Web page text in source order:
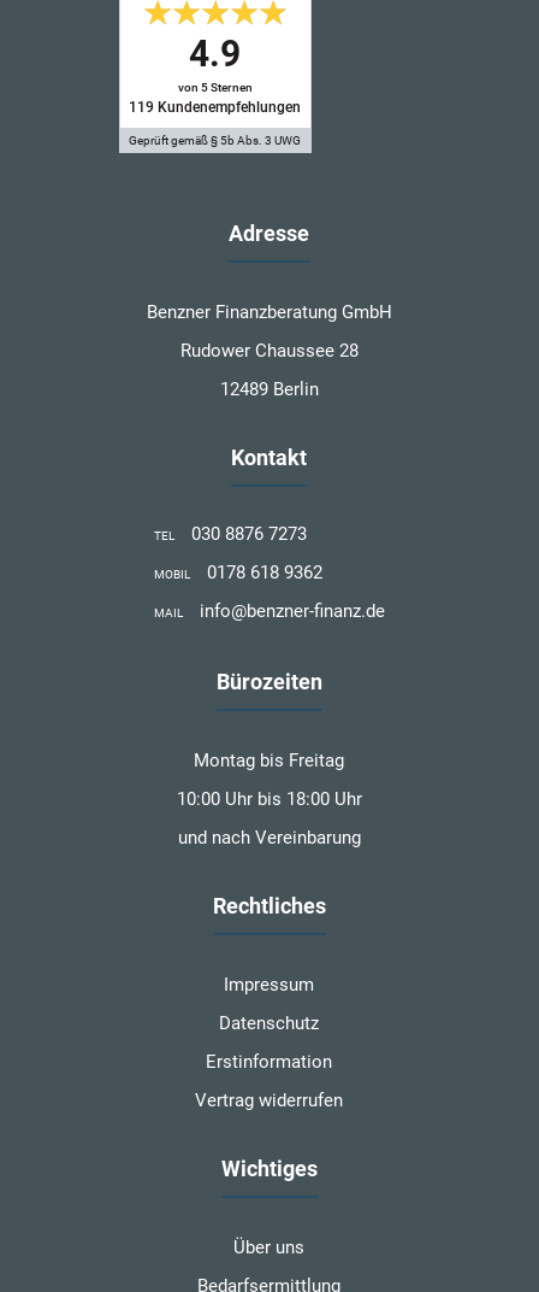
4.9
von 5 Sternen
119 Kundenempfehlungen
Geprüft gemäß § 5b Abs. 3 UWG
Adresse
Benzner Finanzberatung GmbH
Rudower Chaussee 28
12489 Berlin
Kontakt
TEL 030 8876 7273
MOBIL 0178 618 9362
MAIL info@benzner-finanz.de
Bürozeiten
Montag bis Freitag
10:00 Uhr bis 18:00 Uhr
und nach Vereinbarung
Rechtliches
Impressum
Datenschutz
Erstinformation
Vertrag widerrufen
Wichtiges
Über uns
Bedarfsermittlung